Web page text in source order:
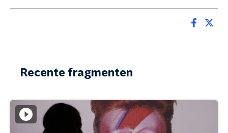
Recente fragmenten